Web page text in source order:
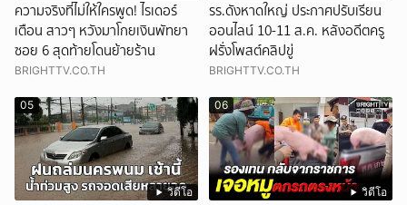
ความจริงที่ไม่ให้ใครพูด! ไรเดอร์
เตือน สาวๆ หวังมาโกยเงินพัทยา
ซอย 6 สุดท้ายโดนย้ายร้าน
BRIGHTTV.CO.TH
รร.ดังหาดใหญ่ ประกาศปรับเรียน
ออนไลน์ 10-11 ส.ค. หลังอดีตครู
ฝรั่งโพสต์คลิปขู่
BRIGHTTV.CO.TH
วิดีโอ
05
วิดีโอ
06